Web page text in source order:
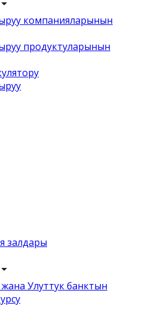
компанияларынын
продуктуларынын
залдары
Улуттук банктын